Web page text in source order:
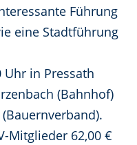
Führung
eine Stadtführung
in Pressath
(Bahnhof)
Mitglieder 62,00 €